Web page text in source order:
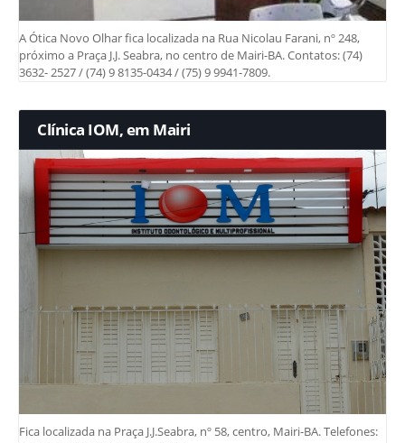
A Ótica Novo Olhar fica localizada na Rua Nicolau Farani, nº 248,
próximo a Praça J.J. Seabra, no centro de Mairi-BA. Contatos: (74)
3632- 2527 / (74) 9 8135-0434 / (75) 9 9941-7809.
Clínica IOM, em Mairi
Fica localizada na Praça J.J.Seabra, nº 58, centro, Mairi-BA. Telefones: